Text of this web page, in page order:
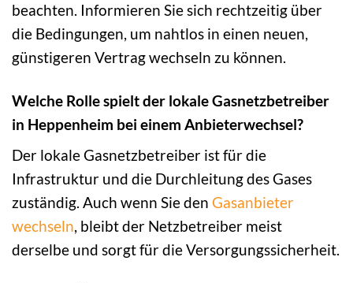
beachten. Informieren Sie sich rechtzeitig über
die Bedingungen, um nahtlos in einen neuen,
günstigeren Vertrag wechseln zu können.
Welche Rolle spielt der lokale Gasnetzbetreiber
in Heppenheim bei einem Anbieterwechsel?
Der lokale Gasnetzbetreiber ist für die
Infrastruktur und die Durchleitung des Gases
zuständig. Auch wenn Sie den Gasanbieter
wechseln, bleibt der Netzbetreiber meist
derselbe und sorgt für die Versorgungssicherheit.